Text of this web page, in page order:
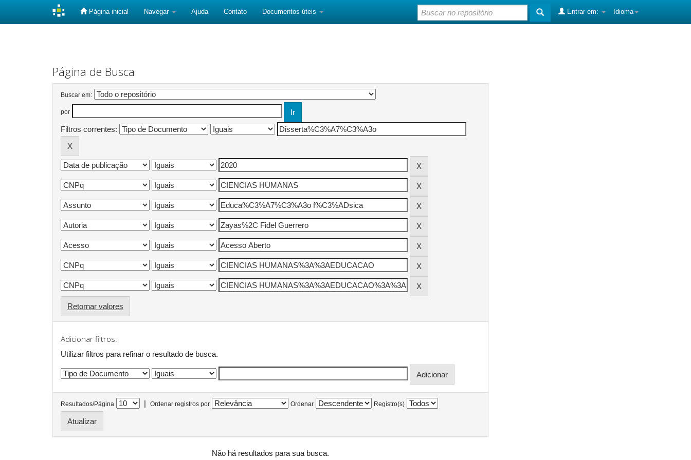
Página inicial Navegar Ajuda Contato Documentos úteis Idioma
Entrar em:
Página de Busca
Buscar em:
por
Filtros correntes:
Retornar valores
Adicionar filtros:
Utilizar filtros para refinar o resultado de busca.
Resultados/Página | Ordenar registros por Ordenar Registro(s)
Não há resultados para sua busca.